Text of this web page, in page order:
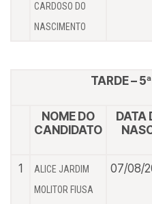
CARDOSO DO
NASCIMENTO
TARDE –
NOME DO
CANDIDATO
DATA
1
ALICE JARDIM
MOLITOR FIUSA
07/08/